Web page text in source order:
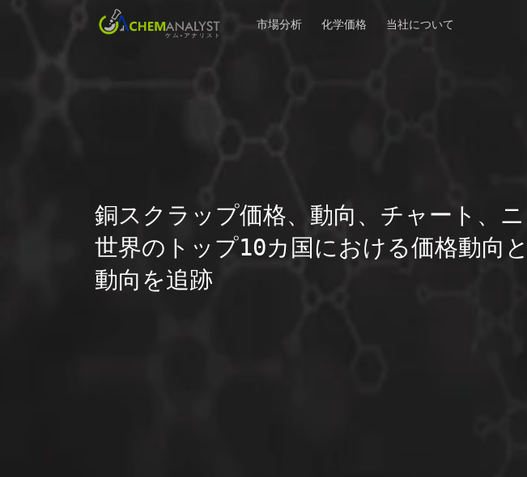
市場分析 化学価格 当社について
銅スクラップ価格、動向、チャート、
世界のトップ10カ国における価格動向
動向を追跡